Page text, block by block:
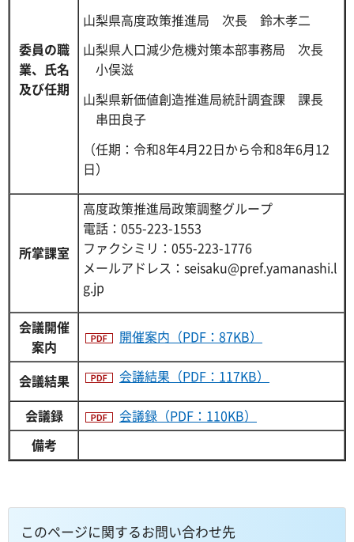
委員の職
業、氏名
及び任期
山梨県高度政策推進局
次長 鈴木孝二
山梨県人口減少危機対策本部事務局
次長
小俣滋
山梨県新価値創造推進局統計調査課
課長
串田良子
（任期：令和8年4月22日から令和8年6月12
日）
所掌課室
高度政策推進局政策調整グループ
電話：055-223-1553
ファクシミリ：055-223-1776
メールアドレス：seisaku@pref.yamanashi.l
g.jp
会議開催
案内
開催案内（PDF：87KB）
会議結果 会議結果（PDF：117KB）
会議録
会議録（PDF：110KB）
備考
このページに関するお問い合わせ先